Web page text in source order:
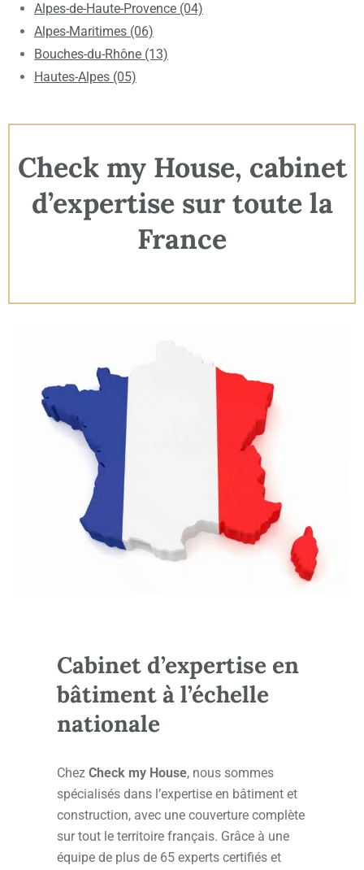
Alpes-de-Haute-Provence (04)
Alpes-Maritimes (06)
Bouches-du-Rhône (13)
Hautes-Alpes (05)
Check my House, cabinet
d’expertise sur toute la
France
Cabinet d’expertise en
bâtiment à l’échelle
nationale
Chez Check my House, nous sommes
spécialisés dans l’expertise en bâtiment et
construction, avec une couverture complète
sur tout le territoire français. Grâce à une
équipe de plus de 65 experts certifiés et